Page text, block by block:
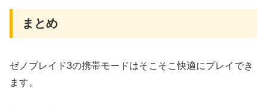
まとめ
ゼノブレイド3の携帯モードはそこそこ快適にプレイでき
ます。